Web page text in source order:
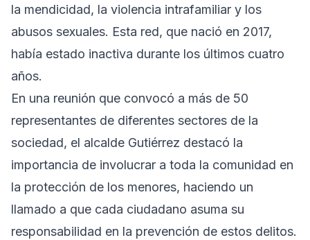
la mendicidad, la violencia intrafamiliar y los
abusos sexuales. Esta red, que nació en 2017,
había estado inactiva durante los últimos cuatro
años.
En una reunión que convocó a más de 50
representantes de diferentes sectores de la
sociedad, el alcalde Gutiérrez destacó la
importancia de involucrar a toda la comunidad en
la protección de los menores, haciendo un
llamado a que cada ciudadano asuma su
responsabilidad en la prevención de estos delitos.